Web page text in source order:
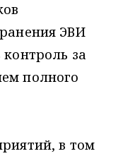
ЭВИ
контроль за
полного
в том